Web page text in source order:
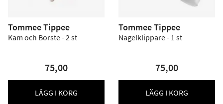
Tommee Tippee
Kam och Borste - 2 st
75,00
LÄGG I KORG
Tommee Tippee
Nagelklippare - 1 st
75,00
LÄGG I KORG